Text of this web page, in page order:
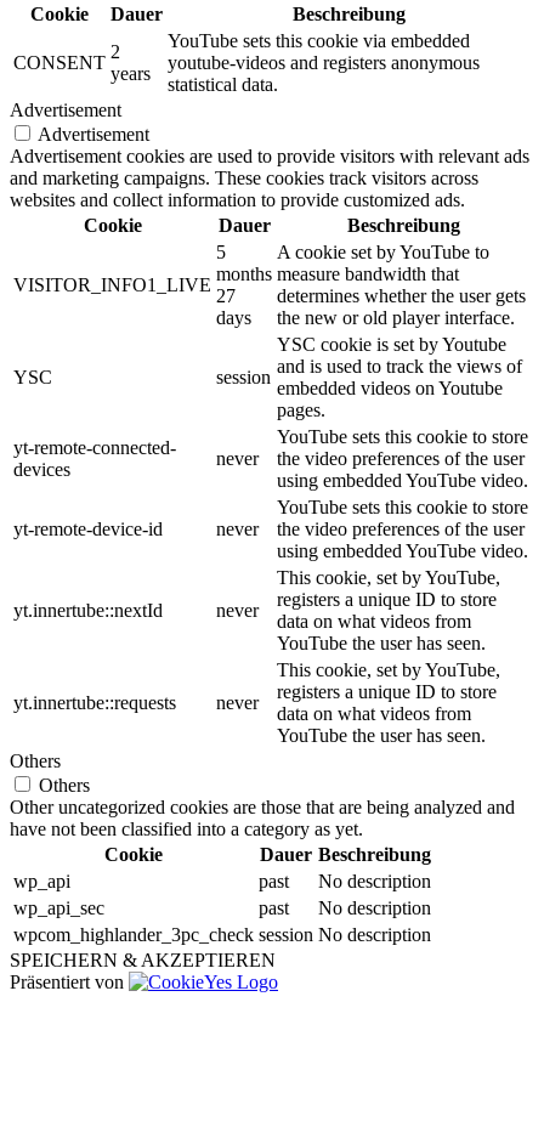
Cookie
Dauer Beschreibung
CONSENT
2
years
YouTube sets this cookie via embedded
youtube-videos and registers anonymous
statistical data.
Advertisement
Advertisement
Advertisement cookies are used to provide visitors with relevant ads
and marketing campaigns. These cookies track visitors across
websites and collect information to provide customized ads.
Cookie
Dauer Beschreibung
VISITOR_INFO1_LIVE
5
months
27
days
A cookie set by YouTube to
measure bandwidth that
determines whether the user gets
the new or old player interface.
YSC session
YSC cookie is set by Youtube
and is used to track the views of
embedded videos on Youtube
pages.
yt-remote-connected-
devices
never
YouTube sets this cookie to store
the video preferences of the user
using embedded YouTube video.
yt-remote-device-id never
YouTube sets this cookie to store
the video preferences of the user
using embedded YouTube video.
yt.innertube::nextId never
This cookie, set by YouTube,
registers a unique ID to store
data on what videos from
YouTube the user has seen.
yt.innertube::requests never
This cookie, set by YouTube,
registers a unique ID to store
data on what videos from
YouTube the user has seen.
Others
Others
Other uncategorized cookies are those that are being analyzed and
have not been classified into a category as yet.
Cookie
Dauer Beschreibung
wp_api
past
No description
wp_api_sec
past
No description
wpcom_highlander_3pc_check session No description
SPEICHERN & AKZEPTIEREN
Präsentiert von